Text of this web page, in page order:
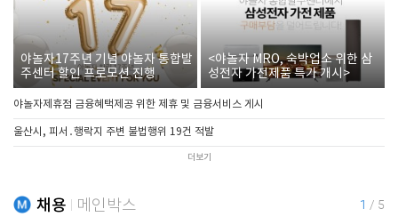
야놀자17주년 기념 야놀자 통합발
주센터 할인 프로모션 진행
<야놀자 MRO, 숙박업소 위한 삼
성전자 가전제품 특가 개시>
야놀자제휴점 금융혜택제공 위한 제휴 및 금융서비스 게시
울산시, 피서․행락지 주변 불법행위 19건 적발
더보기
채용 메인박스 1 / 5